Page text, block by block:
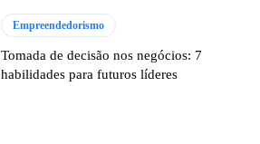
Empreendedorismo
Tomada de decisão nos negócios: 7
habilidades para futuros líderes